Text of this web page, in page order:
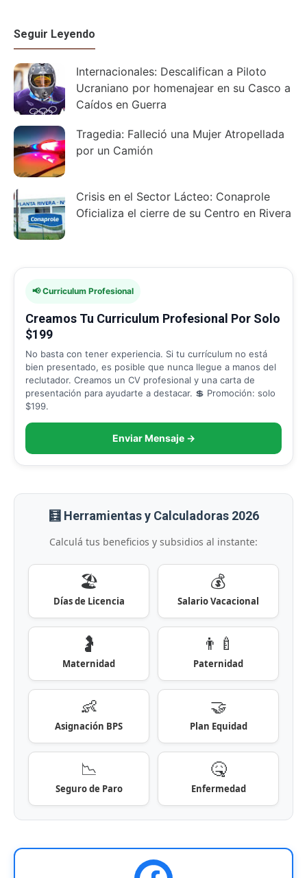
Seguir Leyendo
Internacionales: Descalifican a Piloto
Ucraniano por homenajear en su Casco a
Caídos en Guerra
Tragedia: Falleció una Mujer Atropellada
por un Camión
Crisis en el Sector Lácteo: Conaprole
Oficializa el cierre de su Centro en Rivera
📢 Curriculum Profesional
Creamos Tu Curriculum Profesional Por Solo
$199
No basta con tener experiencia. Si tu currículum no está
bien presentado, es posible que nunca llegue a manos del
reclutador. Creamos un CV profesional y una carta de
presentación para ayudarte a destacar. 💲 Promoción: solo
$199.
Enviar Mensaje →
🧮 Herramientas y Calculadoras 2026
Calculá tus beneficios y subsidios al instante:
🏖️
Días de Licencia
💰
Salario Vacacional
🤰
Maternidad
👨‍🍼
Paternidad
👶
Asignación BPS
🤝
Plan Equidad
📉
Seguro de Paro
🤒
Enfermedad